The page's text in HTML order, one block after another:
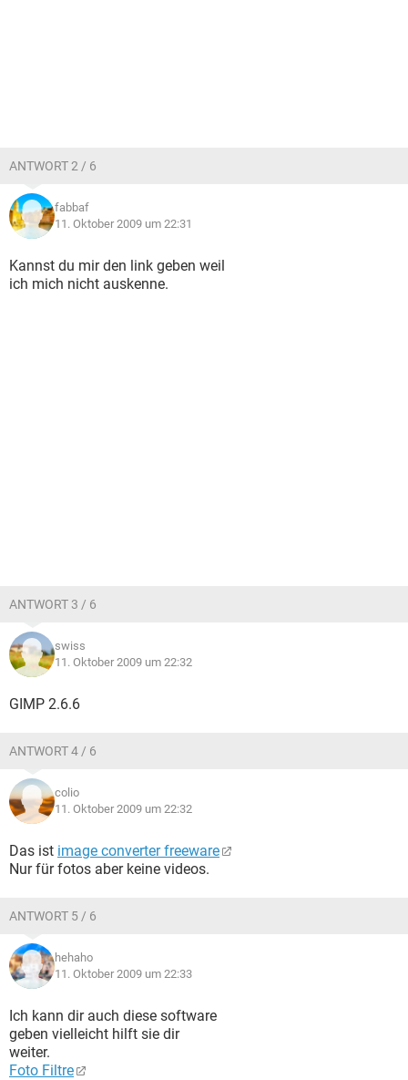
ANTWORT 2 / 6
fabbaf
11. Oktober 2009 um 22:31
Kannst du mir den link geben weil
ich mich nicht auskenne.
ANTWORT 3 / 6
swiss
11. Oktober 2009 um 22:32
GIMP 2.6.6
ANTWORT 4 / 6
colio
11. Oktober 2009 um 22:32
Das ist image converter freeware
Nur für fotos aber keine videos.
ANTWORT 5 / 6
hehaho
11. Oktober 2009 um 22:33
Ich kann dir auch diese software
geben vielleicht hilft sie dir
weiter.
Foto Filtre